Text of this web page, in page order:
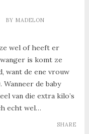
BY MADELON
wel of heeft er
is komt ze
want de ene vrouw
de baby
van die extra kilo’s
echt wel…
SHARE